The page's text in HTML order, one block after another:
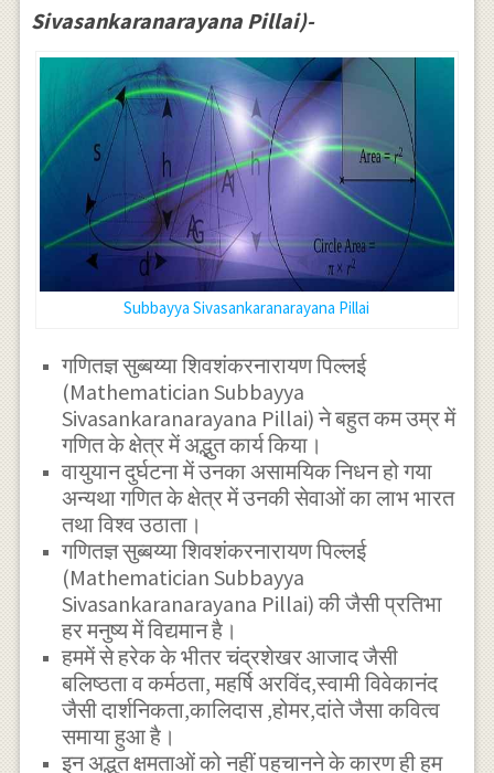
Sivasankaranarayana Pillai)-
Subbayya Sivasankaranarayana Pillai
गणितज्ञ सुब्बय्या शिवशंकरनारायण पिल्लई
(Mathematician Subbayya
Sivasankaranarayana Pillai) ने बहुत कम उम्र में
गणित के क्षेत्र में अद्भुत कार्य किया।
वायुयान दुर्घटना में उनका असामयिक निधन हो गया
अन्यथा गणित के क्षेत्र में उनकी सेवाओं का लाभ भारत
तथा विश्व उठाता।
गणितज्ञ सुब्बय्या शिवशंकरनारायण पिल्लई
(Mathematician Subbayya
Sivasankaranarayana Pillai) की जैसी प्रतिभा
हर मनुष्य में विद्यमान है।
हममें से हरेक के भीतर चंद्रशेखर आजाद जैसी
बलिष्ठता व कर्मठता, महर्षि अरविंद,स्वामी विवेकानंद
जैसी दार्शनिकता,कालिदास ,होमर,दांते जैसा कवित्व
समाया हुआ है।
इन अद्भुत क्षमताओं को नहीं पहचानने के कारण ही हम